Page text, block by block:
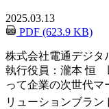
2025.03.13
PDF (623.9 KB)
株式会社電通デジ
執行役員：瀧本 恒
って企業の次世代マ
リューションブラ